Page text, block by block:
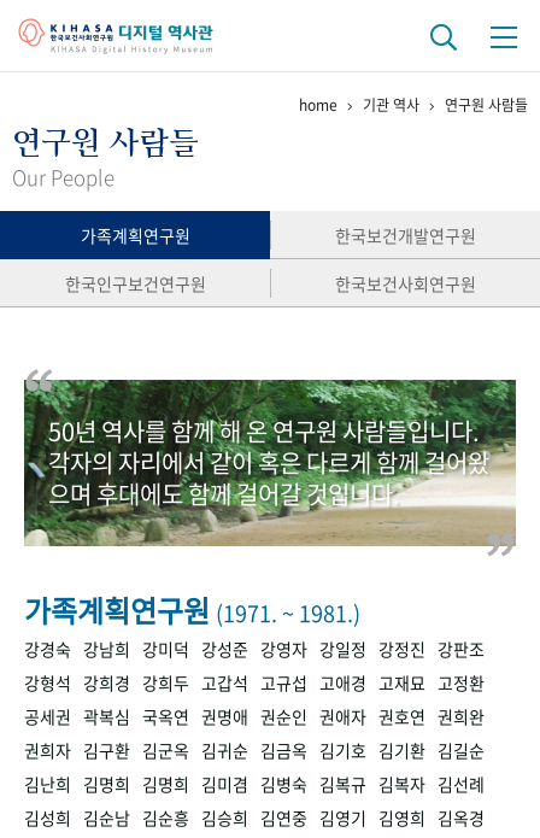
걸어온 길 기관 변천사
연구 역사
정책과 연구 키워드로 보는 연구 역사
연구자들
간행물 변천사
기록물 아카이브
사진 아카이브 문서 기록물 행정박물 영상 기록물
50+1주년 기념
+1
VR 역사관
home 기관 역사 연구원 사람들
연구원 사람들
Our People
가족계획연구원
한국보건개발연구원
한국인구보건연구원
한국보건사회연구원
50년 역사를 함께 해 온 연구원 사람들입니다.
각자의 자리에서 같이 혹은 다르게 함께 걸어왔
으며 후대에도 함께 걸어갈 것입니다.
가족계획연구원 (1971. ~ 1981.)
강경숙 강남희 강미덕 강성준 강영자 강일정 강정진
강판조
강형석
강희경 강희두 고갑석 고규섭 고애경 고재묘 고정환
공세권 곽복심 국옥연 권명애 권순인 권애자 권호연 권희완
권희자 김구환 김군옥 김귀순 김금옥 김기호 김기환 김길순
김난희
김명희 김명희 김미겸 김병숙 김복규 김복자 김선례
김성희
김순남 김순흥 김승희 김연중 김영기 김영희
김옥경